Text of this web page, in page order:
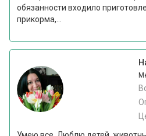
обязанности входило
прикорма,...